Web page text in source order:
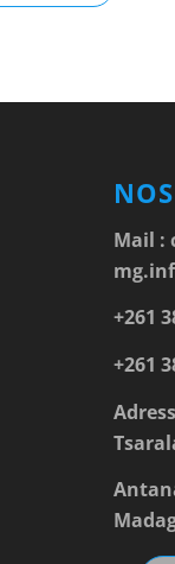
Mail :
+261
+261